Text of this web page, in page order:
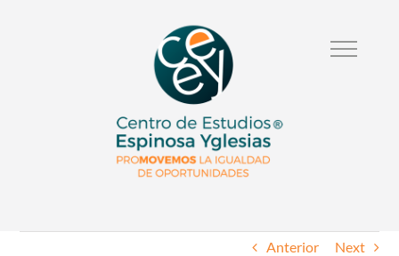
Anterior Next